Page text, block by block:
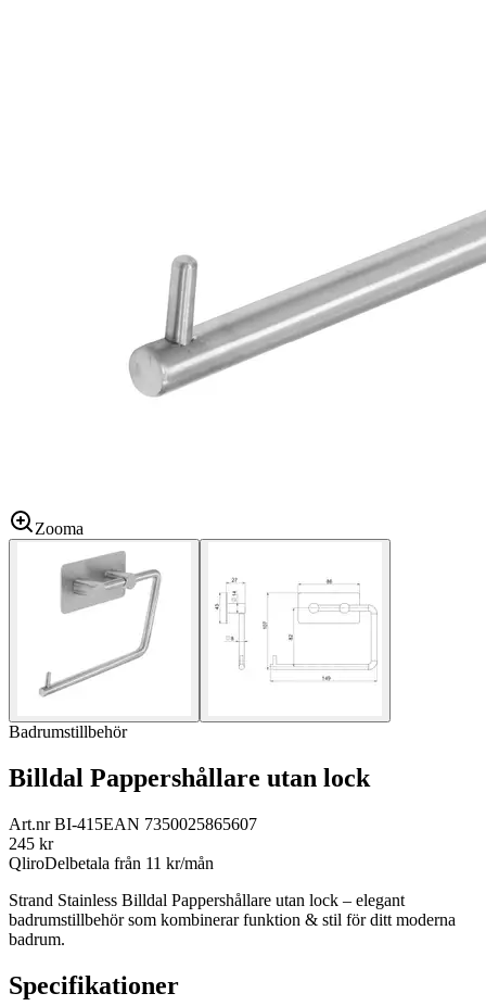
Zooma
Badrumstillbehör
Billdal Pappershållare utan lock
Art.nrBI-415EAN 7350025865607
245 kr
QliroDelbetala från 11 kr/mån
Strand Stainless Billdal Pappershållare utan lock – elegant
badrumstillbehör som kombinerar funktion & stil för ditt moderna
badrum.
Specifikationer